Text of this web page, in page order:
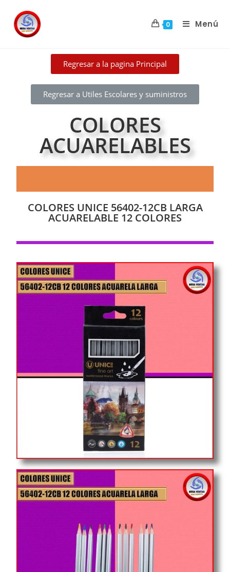
0 Menú
Regresar a la pagina Principal
Regresar a Utiles Escolares y suministros
COLORES
ACUARELABLES
COLORES UNICE 56402-12CB LARGA
ACUARELABLE 12 COLORES